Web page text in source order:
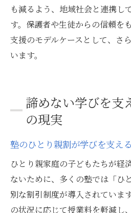
も減るよう、地域社会と連携し
す。保護者や生徒からの信頼を
支援のモデルケースとして、さ
います。
諦めない学びを支
の現実
塾のひとり親割が学びを支え
ひとり親家庭の子どもたちが経
ないために、多くの塾では「ひ
別な割引制度が導入されていま
の状況に応じて授業料を軽減し